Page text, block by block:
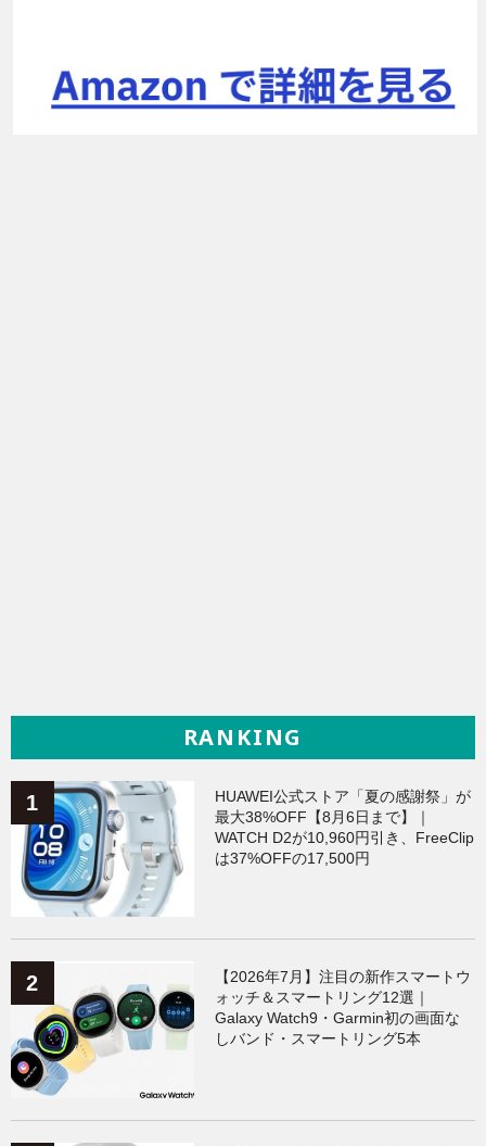
RANKING
HUAWEI公式ストア「夏の感謝祭」が
最大38%OFF【8月6日まで】｜
WATCH D2が10,960円引き、FreeClip
は37%OFFの17,500円
【2026年7月】注目の新作スマートウ
ォッチ＆スマートリング12選｜
Galaxy Watch9・Garmin初の画面な
しバンド・スマートリング5本